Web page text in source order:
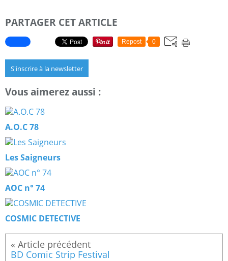
PARTAGER CET ARTICLE
Repost 0
S'inscrire à la newsletter
Vous aimerez aussi :
A.O.C 78
Les Saigneurs
AOC n° 74
COSMIC DETECTIVE
BD Comic Strip Festival